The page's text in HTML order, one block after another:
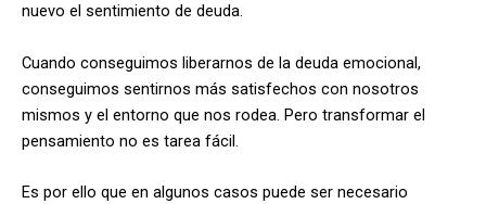
nuevo el sentimiento de deuda.
Cuando conseguimos liberarnos de la deuda emocional,
conseguimos sentirnos más satisfechos con nosotros
mismos y el entorno que nos rodea. Pero transformar el
pensamiento no es tarea fácil.
Es por ello que en algunos casos puede ser necesario